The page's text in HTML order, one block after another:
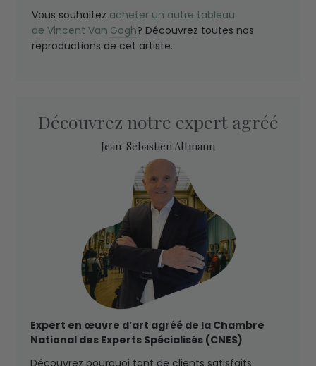
Vous souhaitez acheter un autre tableau
de Vincent Van Gogh? Découvrez toutes nos
reproductions de cet artiste.
Découvrez notre expert agréé
Jean-Sebastien Altmann
Expert en œuvre d’art agréé de la Chambre
National des Experts Spécialisés (CNES)
Découvrez pourquoi tant de clients satisfaits